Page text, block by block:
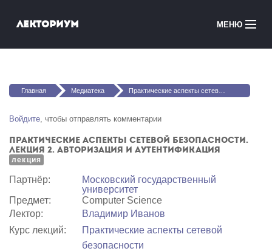
Лекториум МЕНЮ
Медиатека
Courses in English
Вы здесь
Главная Медиатека Практические аспекты сетевой безопасности. Лекция 2. Авторизация и аутентификация
Войдите, чтобы отправлять комментарии
Практические аспекты сетевой безопасности.
Лекция 2. Авторизация и аутентификация
лекция
Партнёр:
Московский государственный
университет
Предмет:
Computer Science
Лектор:
Владимир Иванов
Курс лекций:
Практические аспекты сетевой
безопасности